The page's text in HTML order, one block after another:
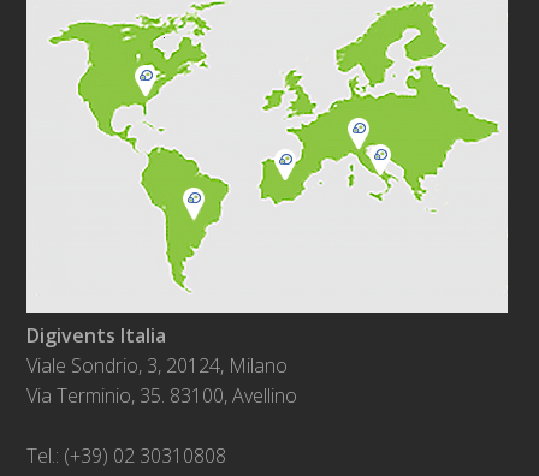
Digivents Italia
Viale Sondrio, 3, 20124, Milano
Via Terminio, 35. 83100, Avellino
Tel.: (+39) 02 30310808